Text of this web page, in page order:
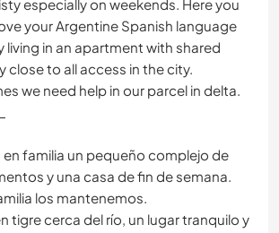
especially on weekends. Here you
your Argentine Spanish language
living in an apartment with shared
close to all access in the city.
we need help in our parcel in delta.
en familia un pequeño complejo de
y una casa de fin de semana.
los mantenemos.
tigre cerca del río, un lugar tranquilo y